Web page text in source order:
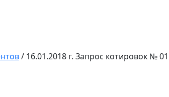
/ 16.01.2018 г. Запрос котировок №